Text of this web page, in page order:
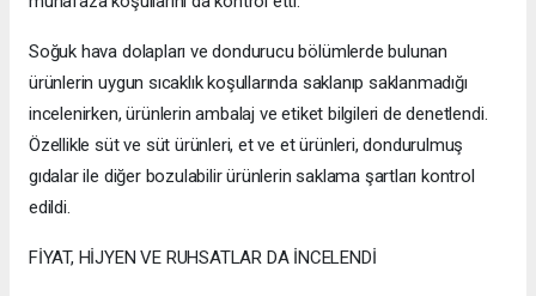
Soğuk hava dolapları ve dondurucu bölümlerde bulunan
ürünlerin uygun sıcaklık koşullarında saklanıp saklanmadığı
incelenirken, ürünlerin ambalaj ve etiket bilgileri de denetlendi.
Özellikle süt ve süt ürünleri, et ve et ürünleri, dondurulmuş
gıdalar ile diğer bozulabilir ürünlerin saklama şartları kontrol
edildi.
FİYAT, HİJYEN VE RUHSATLAR DA İNCELENDİ